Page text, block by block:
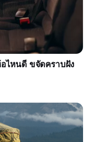
ไหนดี ขจัดคราบฝัง